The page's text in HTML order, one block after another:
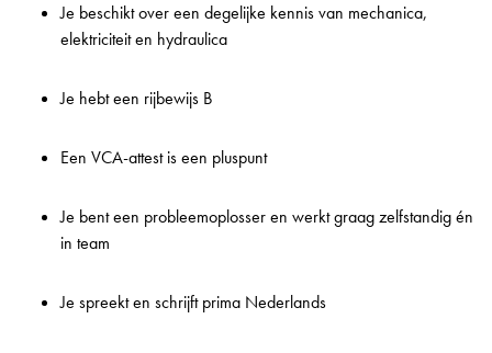
Je beschikt over een degelijke kennis van mechanica,
elektriciteit en hydraulica
Je hebt een rijbewijs B
Een VCA-attest is een pluspunt
Je bent een probleemoplosser en werkt graag zelfstandig én
in team
Je spreekt en schrijft prima Nederlands